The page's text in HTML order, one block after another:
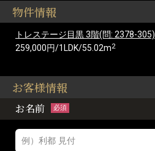
物件情報
トレステージ目黒 3階(問: 2378-305)
259,000円/1LDK/55.02m2
お客様情報
お名前 必須